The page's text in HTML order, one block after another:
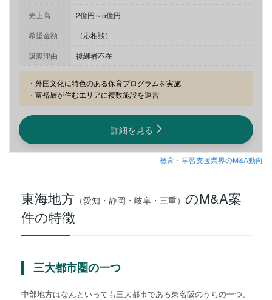
売上高
2億円～5億円
希望金額
（応相談）
譲渡理由
後継者不在
・外国文化に特色のある保育プログラムを実施
・富裕層が住むエリアに複数施設を運営
詳細を見る
教育・学習支援業界のM&A動向
東海地方 （愛知・静岡・岐阜・三重） のM&A案
件の特徴
三大都市圏の一つ
中部地方はなんといっても三大都市である東名阪のうちの一つ、